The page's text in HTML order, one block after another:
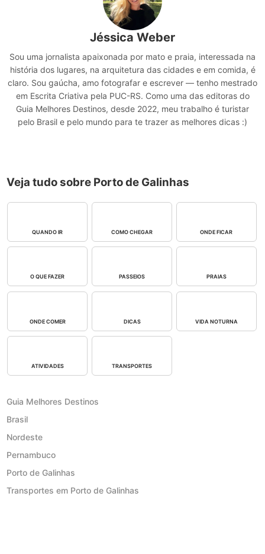
Jéssica Weber
Sou uma jornalista apaixonada por mato e praia, interessada na
história dos lugares, na arquitetura das cidades e em comida, é
claro. Sou gaúcha, amo fotografar e escrever — tenho mestrado
em Escrita Criativa pela PUC-RS. Como uma das editoras do
Guia Melhores Destinos, desde 2022, meu trabalho é turistar
pelo Brasil e pelo mundo para te trazer as melhores dicas :)
Veja tudo sobre Porto de Galinhas
QUANDO IR COMO CHEGAR ONDE FICAR
O QUE FAZER PASSEIOS PRAIAS
ONDE COMER DICAS VIDA NOTURNA
ATIVIDADES TRANSPORTES
Guia Melhores Destinos
Brasil
Nordeste
Pernambuco
Porto de Galinhas
Transportes em Porto de Galinhas